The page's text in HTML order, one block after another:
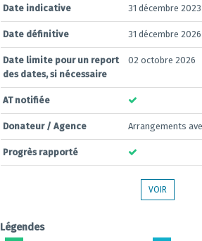
Date indicative 31 décembre 2023
Date définitive 31 décembre 2026
Date limite pour un report
des dates, si nécessaire
02 octobre 2026
AT notifiée
Donateur / Agence Arrangements
Progrès rapporté
VOIR
Légendes